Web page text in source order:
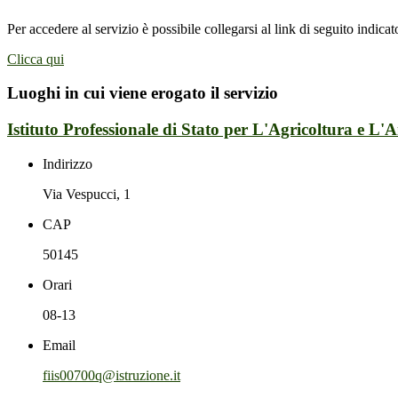
Per accedere al servizio è possibile collegarsi al link di seguito
Clicca qui
Luoghi in cui viene erogato il servizio
Istituto Professionale di Stato per L'Agricoltura e
Indirizzo
Via Vespucci, 1
CAP
50145
Orari
08-13
Email
fiis00700q@istruzione.it